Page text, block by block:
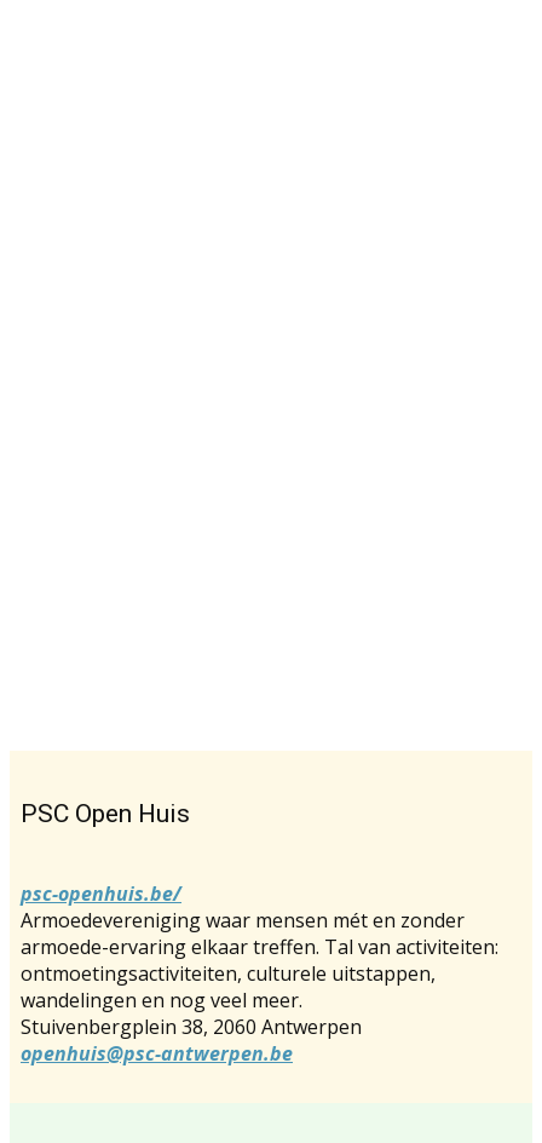
PSC Open Huis
psc-openhuis.be/
Armoedevereniging waar mensen mét en zonder
armoede-ervaring elkaar treffen. Tal van activiteiten:
ontmoetingsactiviteiten, culturele uitstappen,
wandelingen en nog veel meer.
Stuivenbergplein 38, 2060 Antwerpen
openhuis@psc-antwerpen.be